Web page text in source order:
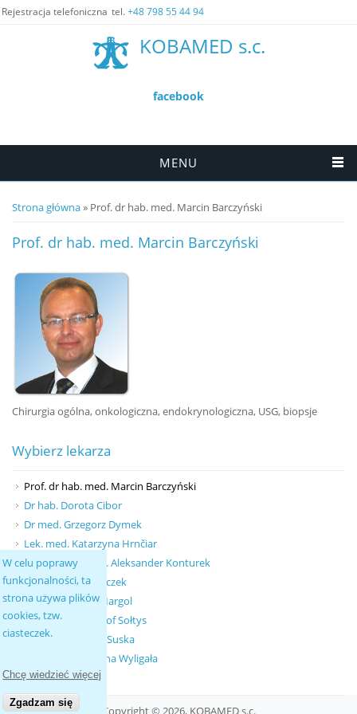
Rejestracja telefoniczna tel.+48 798 55 44 94
KOBAMED s.c.
facebook
MENU
Jesteś tutaj
Strona główna» Prof. dr hab. med. Marcin Barczyński
Prof. dr hab. med. Marcin Barczyński
Chirurgia ogólna, onkologiczna, endokrynologiczna, USG, biopsje
Wybierz lekarza
Prof. dr hab. med. Marcin Barczyński
Dr hab. Dorota Cibor
Dr med. Grzegorz Dymek
Lek. med. Katarzyna Hrnčiar
Prof. dr hab. med. Aleksander Konturek
Dr med. Piotr Kruczek
Lek. med. Anna Margol
Lek. med. Krzysztof Sołtys
Lek. med. Marcin Suska
Dr med. Magdalena Wyligała
Copyright © 2026, KOBAMED s.c.
W celu poprawy
funkcjonalności, ta
strona używa plików
cookies, tzw.
ciasteczek.
Chcę wiedzieć więcej
Zgadzam się